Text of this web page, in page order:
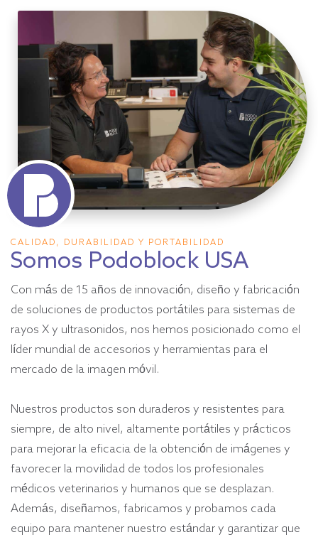
CALIDAD, DURABILIDAD Y PORTABILIDAD
Somos Podoblock USA
Con más de 15 años de innovación, diseño y fabricación
de soluciones de productos portátiles para sistemas de
rayos X y ultrasonidos, nos hemos posicionado como el
líder mundial de accesorios y herramientas para el
mercado de la imagen móvil.
Nuestros productos son duraderos y resistentes para
siempre, de alto nivel, altamente portátiles y prácticos
para mejorar la eficacia de la obtención de imágenes y
favorecer la movilidad de todos los profesionales
médicos veterinarios y humanos que se desplazan.
Además, diseñamos, fabricamos y probamos cada
equipo para mantener nuestro estándar y garantizar que